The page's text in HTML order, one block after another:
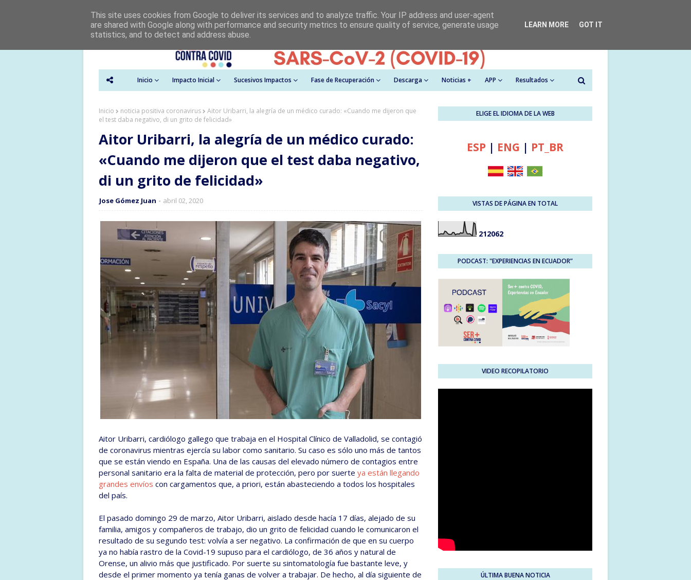
Inicio Impacto Inicial Sucesivos Impactos Fase de Recuperación Descarga Noticias + APP Resultados
Inicio noticia positiva coronavirus
Aitor Uribarri, la alegría de un médico curado: «Cuando me dijeron que
el test daba negativo, di un grito de felicidad»
Aitor Uribarri, la alegría de un médico curado:
«Cuando me dijeron que el test daba negativo,
di un grito de felicidad»
Jose Gómez Juan abril 02, 2020
Aitor Uribarri, cardiólogo gallego que trabaja en el Hospital Clínico de Valladolid, se contagió
de coronavirus mientras ejercía su labor como sanitario. Su caso es sólo uno más de tantos
que se están viendo en España. Una de las causas del elevado número de contagios entre
personal sanitario era la falta de material de protección, pero por suerte ya están llegando
grandes envíos con cargamentos que, a priori, están abasteciendo a todos los hospitales
del país.
El pasado domingo 29 de marzo, Aitor Uribarri, aislado desde hacía 17 días, alejado de su
familia, amigos y compañeros de trabajo, dio un grito de felicidad cuando le comunicaron el
resultado de su segundo test: volvía a ser negativo. La confirmación de que en su cuerpo
ya no había rastro de la Covid-19 supuso para el cardiólogo, de 36 años y natural de
Orense, un alivio más que justificado. Por suerte su sintomatología fue bastante leve, y
desde el primer momento ya tenía ganas de volver a trabajar. De hecho, al día siguiente de
ELIGE EL IDIOMA DE LA WEB
ESP | ENG | PT_BR
VISTAS DE PÁGINA EN TOTAL
212062
PODCAST: "EXPERIENCIAS EN ECUADOR”
VIDEO RECOPILATORIO
ÚLTIMA BUENA NOTICIA
This site uses cookies from Google to deliver its services and to analyze traffic. Your IP address and user-agent
are shared with Google along with performance and security metrics to ensure quality of service, generate usage
statistics, and to detect and address abuse.
LEARN MORE GOT IT